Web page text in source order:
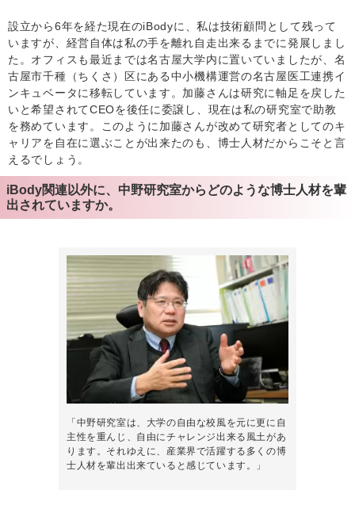
設立から6年を経た現在のiBodyに、私は技術顧問として残って
いますが、経営自体は私の手を離れ自走出来るまでに発展しまし
た。オフィスも最近までは名古屋大学内に置いていましたが、名
古屋市千種（ちくさ）区にある中小機構運営の名古屋医工連携イ
ンキュベータに移転しています。加藤さんは研究に軸足を戻した
いと希望されてCEOを後任に委譲し、現在は私の研究室で助教
を務めています。このように加藤さんが改めて研究者としてのキ
ャリアを自在に選ぶことが出来たのも、博士人材だからこそと言
えるでしょう。
iBody関連以外に、中野研究室からどのような博士人材を輩
出されていますか。
「中野研究室は、大学の自由な校風を元に更に自
主性を重んじ、自由にチャレンジ出来る風土があ
ります。それゆえに、産業界で活躍する多くの博
士人材を輩出出来ていると感じています。」